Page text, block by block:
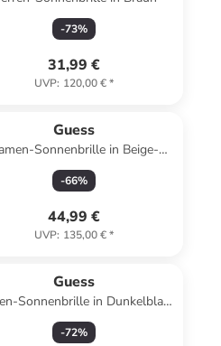
-73%
31,99 €
UVP: 120,00 €*
Guess
Sonnenbrille in Beige-
Schwarz/ Hellbraun
-66%
44,99 €
UVP: 135,00 €*
Guess
Sonnenbrille in Dunkelblau/
Gold
-72%